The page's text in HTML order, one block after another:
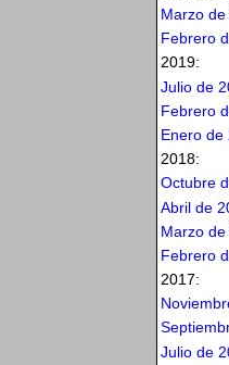
Marzo
Febrero
2019:
Julio de
Febrero
Enero de
2018:
Octubre
Abril de
Marzo
Febrero
2017:
Julio de